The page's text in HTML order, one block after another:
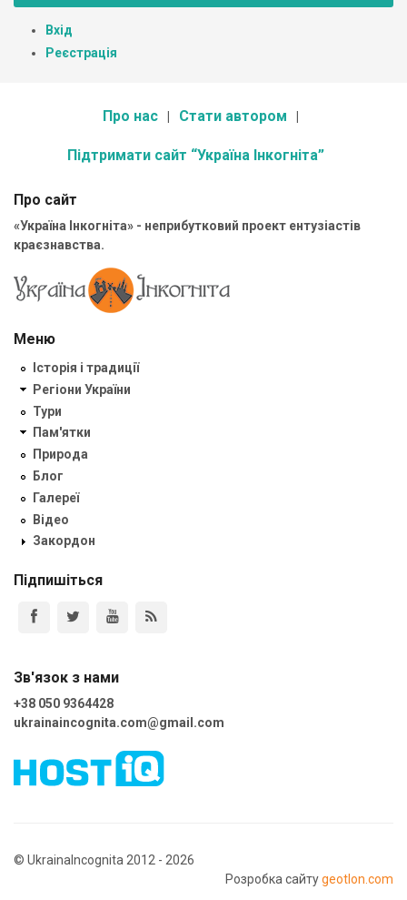
Вхід
Реєстрація
Про нас Стати автором
Підтримати сайт “Україна Інкогніта”
Про сайт
«Україна Інкогніта» - неприбутковий проект ентузіастів
краєзнавства.
Меню
Історія і традиції
Регіони України
Тури
Пам'ятки
Природа
Блог
Галереї
Відео
Закордон
Підпишіться
Зв'язок з нами
+38 050 9364428
ukrainaincognita.com@gmail.com
© UkrainaIncognita 2012 - 2026
Розробка сайтуgeotlon.com